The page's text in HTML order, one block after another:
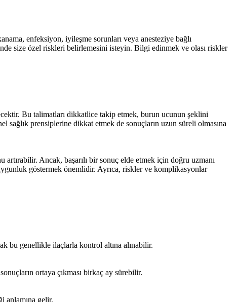
enfeksiyon, iyileşme sorunları veya anesteziye bağlı
size özel riskleri belirlemesini isteyin. Bilgi edinmek ve olası riskler
Bu talimatları dikkatlice takip etmek, burun ucunun şeklini
sağlık prensiplerine dikkat etmek de sonuçların uzun süreli olmasına
Ancak, başarılı bir sonuç elde etmek için doğru uzmanı
göstermek önemlidir. Ayrıca, riskler ve komplikasyonlar
bu genellikle ilaçlarla kontrol altına alınabilir.
ortaya çıkması birkaç ay sürebilir.
anlamına gelir.